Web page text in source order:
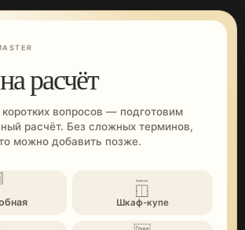
расчёт
коротких вопросов — подготовим
расчёт. Без сложных терминов,
можно добавить позже.
Шкаф-купе